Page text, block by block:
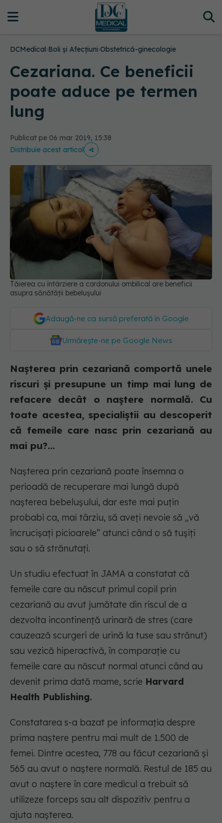
DCMedical›Boli și Afecțiuni›Obstetrică-ginecologie
Cezariana. Ce beneficii
poate aduce pe termen
lung
Publicat pe 06 mar 2019, 15:38
Distribuie acest articol
Tăierea cu întârziere a cordonului ombilical are beneficii
asupra sănătății bebelușului
Adaugă-ne ca sursă preferată în Google
Urmărește-ne pe Google News
Nașterea prin cezariană comportă unele
riscuri și presupune un timp mai lung de
refacere decât o naștere normală. Cu
toate acestea, specialiștii au descoperit
că femeile care nasc prin cezariană au
mai pu?...
Nașterea prin cezariană poate însemna o
perioadă de recuperare mai lungă după
nașterea bebelușului, dar este mai puțin
probabi ca, mai târziu, să aveți nevoie să „vă
încrucișați picioarele” atunci când o să tușiți
sau o să strănutați.
Un studiu efectuat în JAMA a constatat că
femeile care au născut primul copil prin
cezariană au avut jumătate din riscul de a
dezvolta incontinență urinară de stres (care
cauzează scurgeri de urină la tuse sau strănut)
sau vezică hiperactivă, în comparație cu
femeile care au născut normal atunci când au
devenit prima dată mame, scrie Harvard
Health Publishing.
Constatarea s-a bazat pe informația despre
prima naștere pentru mai mult de 1.500 de
femei. Dintre acestea, 778 au făcut cezariană și
565 au avut o naștere normală. Restul de 185 au
avut o naștere în care medicul a trebuit să
utilizeze forceps sau alt dispozitiv pentru a
ajuta nașterea.